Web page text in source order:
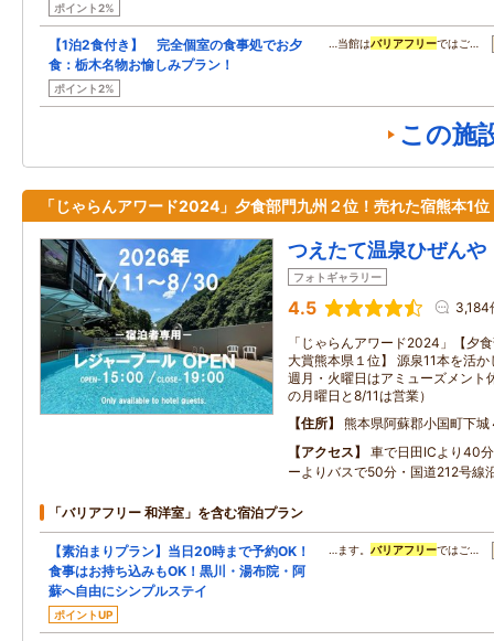
ポイント2%
【1泊2食付き】 完全個室の食事処でお夕
食：栃木名物お愉しみプラン！
ポイント2%
…当館はバリアフリーではご…
この施
「じゃらんアワード2024」夕食部門九州２位！売れた宿熊本1位
つえたて温泉ひぜんや
フォトギャラリー
4.5 3,184
「じゃらんアワード2024」【夕
大賞熊本県１位】 源泉11本を活
週月・火曜日はアミューズメン
の月曜日と8/11は営業）
住所
熊本県阿蘇郡小国町下城
アクセス
車で日田ICより40
ーよりバスで50分・国道212号線
「バリアフリー 和洋室」を含む宿泊プラン
【素泊まりプラン】当日20時まで予約OK！
食事はお持ち込みもOK！黒川・湯布院・阿
蘇へ自由にシンプルステイ
ポイントUP
…ます。 バリアフリーではご…